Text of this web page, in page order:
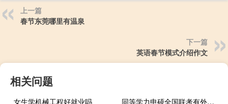
上一篇
春节东莞哪里有温泉
下一篇
英语春节模式介绍作文
相关问题
女生学机械工程好就业吗
同等学力申硕全国联考有外语吗